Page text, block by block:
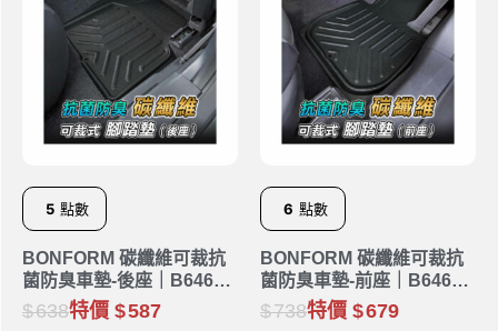
5 點數
BONFORM 碳纖維可裁抗
菌防臭車墊-後座｜B6461-
48BK
638特價 587
6 點數
BONFORM 碳纖維可裁抗
菌防臭車墊-前座｜B6461-
01BK
738特價 679